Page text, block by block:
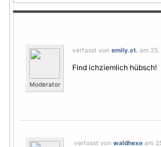
Moderator
verfasst von emily.st. am 25.
Find ichziemlich hübsch!
verfasst von waldhexe am